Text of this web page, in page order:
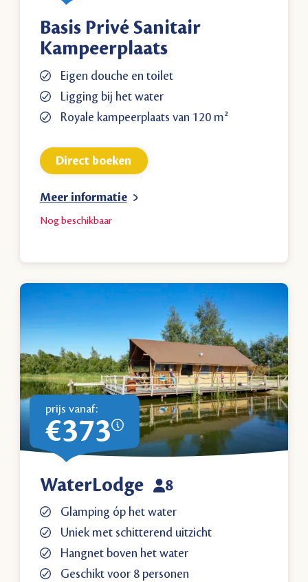
Basis Privé Sanitair
Kampeerplaats
Eigen douche en toilet
Ligging bij het water
Royale kampeerplaats van 120 m²
Nog beschikbaar
Meer informatie
Direct boeken
prijs vanaf:
€373
WaterLodge 8
Glamping óp het water
Uniek met schitterend uitzicht
Hangnet boven het water
Geschikt voor 8 personen